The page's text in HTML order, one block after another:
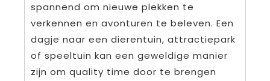
spannend om nieuwe plekken te
verkennen en avonturen te beleven. Een
dagje naar een dierentuin, attractiepark
of speeltuin kan een geweldige manier
zijn om quality time door te brengen